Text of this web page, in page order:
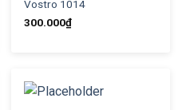
Vostro 1014
300.000₫